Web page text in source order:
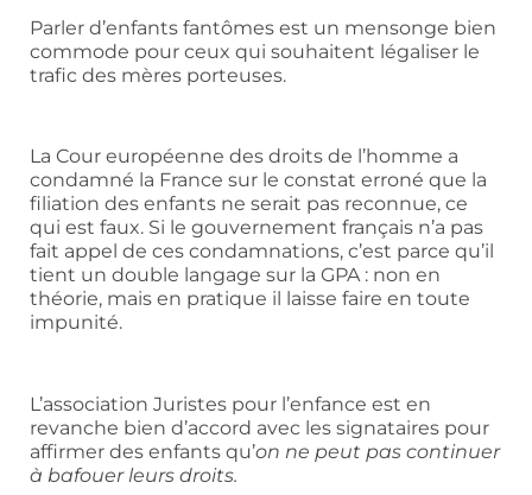
Parler d’enfants fantômes est un mensonge bien
commode pour ceux qui souhaitent légaliser le
trafic des mères porteuses.
La Cour européenne des droits de l’homme a
condamné la France sur le constat erroné que la
filiation des enfants ne serait pas reconnue, ce
qui est faux. Si le gouvernement français n’a pas
fait appel de ces condamnations, c’est parce qu’il
tient un double langage sur la GPA : non en
théorie, mais en pratique il laisse faire en toute
impunité.
L’association Juristes pour l’enfance est en
revanche bien d’accord avec les signataires pour
affirmer des enfants qu’on ne peut pas continuer
à bafouer leurs droits.